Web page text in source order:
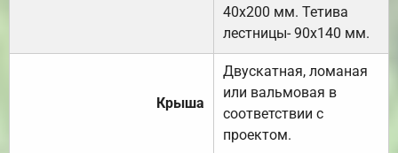
40х200 мм. Тетива
лестницы- 90х140 мм.
Крыша
Двускатная, ломаная
или вальмовая в
соответствии с
проектом.